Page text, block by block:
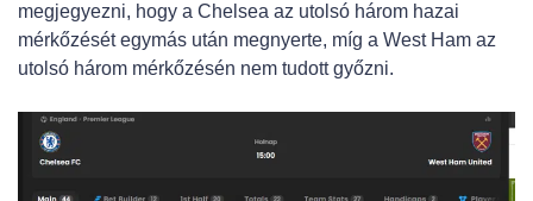
megjegyezni, hogy a Chelsea az utolsó három hazai
mérkőzését egymás után megnyerte, míg a West Ham az
utolsó három mérkőzésén nem tudott győzni.